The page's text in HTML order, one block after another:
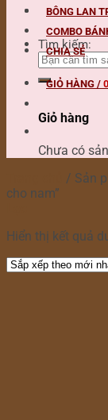
Tìm kiếm:
BÔNG LAN
COMBO
CHIA SẺ
GIỎ HÀNG / 0
Giỏ hàng
Chưa có
/ Sản
cho nam”
Hiển thị kết quả